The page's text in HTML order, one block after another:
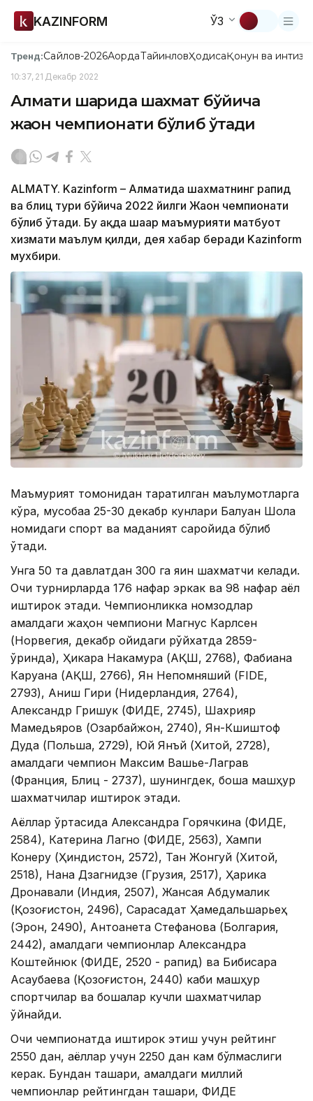
KAZINFORM ЎЗ
Тренд:Сайлов-2026АқордаТайинловҲодисаҚонун ва
10:37, 21 Декабр 2022
Алмати шаҳрида шахмат бўйича
жаҳон чемпионати бўлиб ўтади
ALMATY. Kazinform – Алматида шахматнинг рапид
ва блиц тури бўйича 2022 йилги Жаҳон чемпионати
бўлиб ўтади. Бу ҳақда шаҳар маъмурияти матбуот
хизмати маълум қилди, дея хабар беради Kazinform
мухбири.
Маъмурият томонидан тарқатилган маълумотларга
кўра, мусобақа 25-30 декабр кунлари Балуан Шолақ
номидаги спорт ва маданият саройида бўлиб
ўтади.
Унга 50 та давлатдан 300 га яқин шахматчи келади.
Очиқ турнирларда 176 нафар эркак ва 98 нафар аёл
иштирок этади. Чемпионликка номзодлар
амалдаги жаҳон чемпиони Магнус Карлсен
(Норвегия, декабр ойидаги рўйхатда 2859-
ўринда), Ҳикара Накамура (АҚШ, 2768), Фабиана
Каруана (АҚШ, 2766), Ян Непомняший (FIDE,
2793), Аниш Гири (Нидерландия, 2764),
Александр Гришук (ФИДЕ, 2745), Шахрияр
Мамедьяров (Озарбайжон, 2740), Ян-Кшиштоф
Дуда (Польша, 2729), Юй Янъй (Хитой, 2728),
амалдаги чемпион Максим Вашье-Лаграв
(Франция, Блиц - 2737), шунингдек, бошқа машҳур
шахматчилар иштирок этади.
Аёллар ўртасида Александра Горячкина (ФИДЕ,
2584), Катерина Лагно (ФИДЕ, 2563), Хампи
Конеру (Ҳиндистон, 2572), Тан Жонгуй (Хитой,
2518), Нана Дзагнидзе (Грузия, 2517), Ҳарика
Дронавали (Индия, 2507), Жансая Абдумалик
(Қозоғистон, 2496), Сарасадат Ҳамедальшарьеҳ
(Эрон, 2490), Антоанета Стефанова (Болгария,
2442), амалдаги чемпионлар Александра
Коштейнюк (ФИДЕ, 2520 - рапид) ва Бибисара
Асаубаева (Қозоғистон, 2440) каби машҳур
спортчилар ва бошқалар кучли шахматчилар
ўйнайди.
Очиқ чемпионатда иштирок этиш учун рейтинг
2550 дан, аёллар учун 2250 дан кам бўлмаслиги
керак. Бундан ташқари, амалдаги миллий
чемпионлар рейтингдан ташқари, ФИДЕ